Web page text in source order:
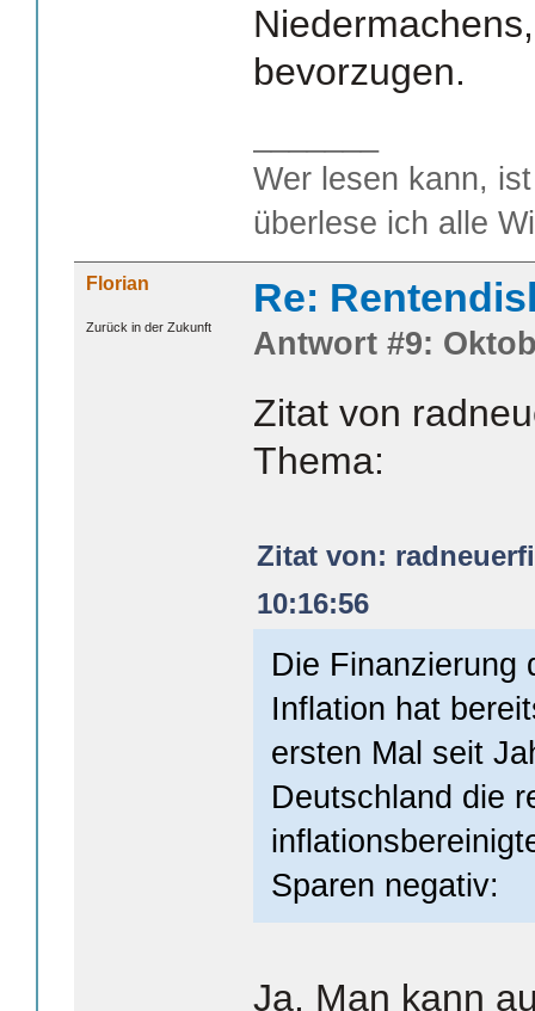
bevorzugen.
Wer lesen kann,
überlese ich alle
Florian
Zurück in der Zukunft
Re:
Antwort #9:
Zitat von
Thema:
Zitat von:
10:16:56
Die Finanzierung
Inflation hat
ersten Mal seit
Deutschland die
Sparen negativ:
Ja. Man kann